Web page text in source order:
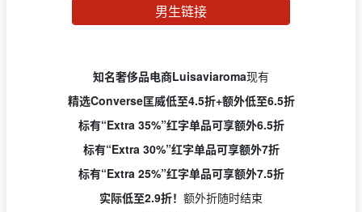
男生链接
知名奢侈品电商Luisaviaroma现有
精选Converse匡威低至4.5折+额外低至6.5折
标有“Extra 35%”红字单品可享额外6.5折
标有“Extra 30%”红字单品可享额外7折
标有“Extra 25%”红字单品可享额外7.5折
实际低至2.9折！ 额外折随时结束